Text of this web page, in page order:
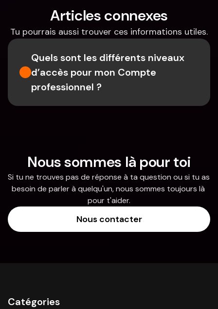
Articles connexes
Tu pourrais aussi trouver ces informations utiles.
Quels sont les différents niveaux
d’accès pour mon Compte
professionnel ?
Nous sommes là pour toi
Si tu ne trouves pas de réponse à ta question ou si tu as
besoin de parler à quelqu'un, nous sommes toujours là
pour t'aider.
Nous contacter
Catégories